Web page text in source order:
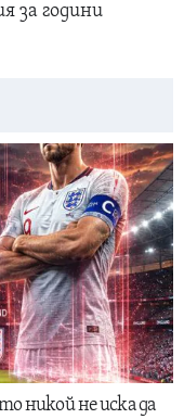
за години
никой не иска да